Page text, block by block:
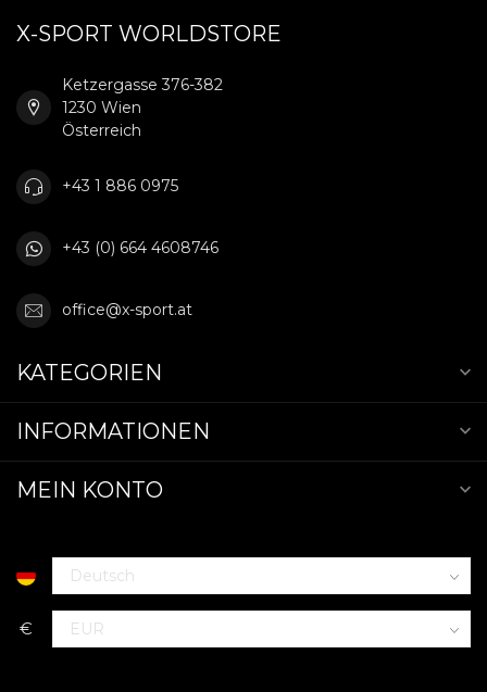
X-SPORT WORLDSTORE
Ketzergasse 376-382
1230 Wien
Österreich
+43 1 886 0975
+43 (0) 664 4608746
office@x-sport.at
KATEGORIEN
INFORMATIONEN
MEIN KONTO
€